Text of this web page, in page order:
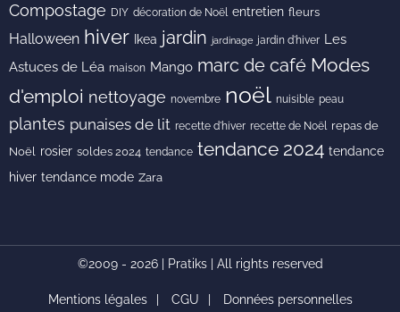
Compostage DIY décoration de Noël entretien fleurs
Halloween hiver Ikea jardin jardinage jardin d'hiver Les
Astuces de Léa maison Mango marc de café Modes
d'emploi nettoyage novembre noël nuisible peau
plantes punaises de lit recette d'hiver recette de Noël repas de
Noël rosier soldes 2024 tendance tendance 2024 tendance
hiver tendance mode Zara
©2009 - 2026 | Pratiks | All rights reserved
Mentions légales CGU Données personnelles